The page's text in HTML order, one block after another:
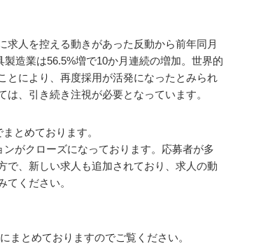
求人を控える動きがあった反動から前年同月
造業は56.5%増で10か月連続の増加。世界的
とにより、再度採用が活発になったとみられ
、引き続き注視が必要となっています。
とめております。
がクローズになっております。応募者が多
で、新しい求人も追加されており、求人の動
てください。
まとめておりますのでご覧ください。